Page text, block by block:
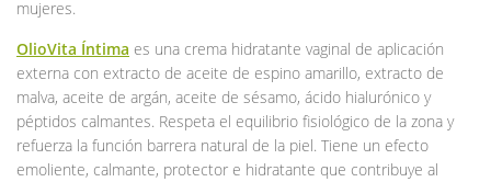
mujeres.
OlioVita Íntima es una crema hidratante vaginal de aplicación
externa con extracto de aceite de espino amarillo, extracto de
malva, aceite de argán, aceite de sésamo, ácido hialurónico y
péptidos calmantes. Respeta el equilibrio fisiológico de la zona y
refuerza la función barrera natural de la piel. Tiene un efecto
emoliente, calmante, protector e hidratante que contribuye al